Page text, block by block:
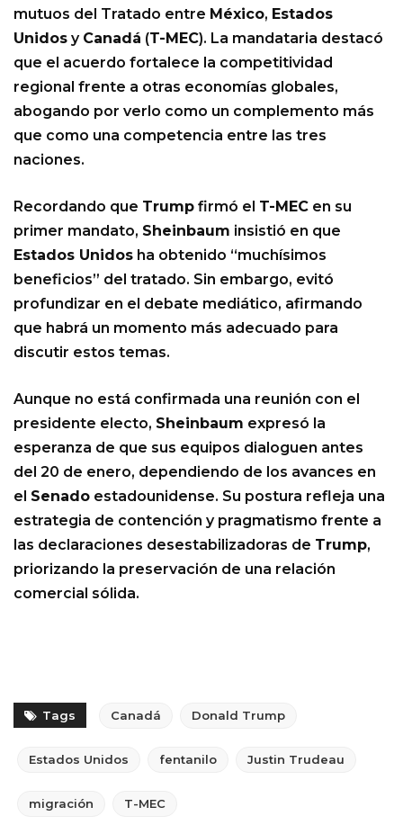
mutuos del Tratado entre México, Estados
Unidos y Canadá (T-MEC). La mandataria destacó
que el acuerdo fortalece la competitividad
regional frente a otras economías globales,
abogando por verlo como un complemento más
que como una competencia entre las tres
naciones.
Recordando que Trump firmó el T-MEC en su
primer mandato, Sheinbaum insistió en que
Estados Unidos ha obtenido “muchísimos
beneficios” del tratado. Sin embargo, evitó
profundizar en el debate mediático, afirmando
que habrá un momento más adecuado para
discutir estos temas.
Aunque no está confirmada una reunión con el
presidente electo, Sheinbaum expresó la
esperanza de que sus equipos dialoguen antes
del 20 de enero, dependiendo de los avances en
el Senado estadounidense. Su postura refleja una
estrategia de contención y pragmatismo frente a
las declaraciones desestabilizadoras de Trump,
priorizando la preservación de una relación
comercial sólida.
Tags Canadá Donald Trump
Estados Unidos fentanilo Justin Trudeau
migración T-MEC